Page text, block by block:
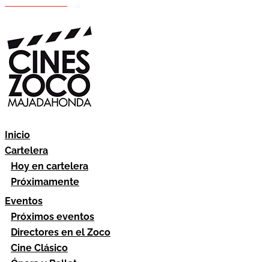
Inicio
Cartelera
Hoy en cartelera
Próximamente
Eventos
Próximos eventos
Directores en el Zoco
Cine Clásico